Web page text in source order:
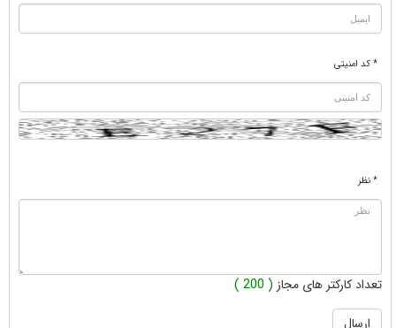
* کد امنیتی
* نظر
تعداد کارکتر های مجاز ( 200 )